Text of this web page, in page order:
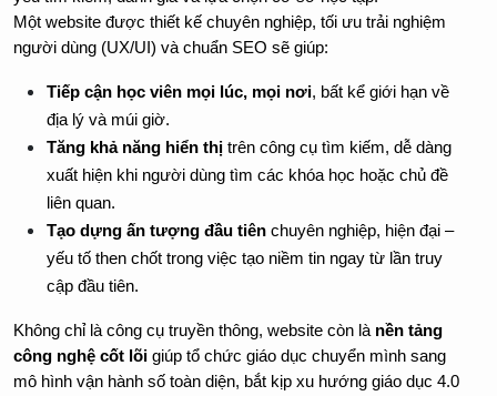
Một website được thiết kế chuyên nghiệp, tối ưu trải nghiệm
người dùng (UX/UI) và chuẩn SEO sẽ giúp:
Tiếp cận học viên mọi lúc, mọi nơi, bất kể giới hạn về
địa lý và múi giờ.
Tăng khả năng hiển thị trên công cụ tìm kiếm, dễ dàng
xuất hiện khi người dùng tìm các khóa học hoặc chủ đề
liên quan.
Tạo dựng ấn tượng đầu tiên chuyên nghiệp, hiện đại –
yếu tố then chốt trong việc tạo niềm tin ngay từ lần truy
cập đầu tiên.
Không chỉ là công cụ truyền thông, website còn là nền tảng
công nghệ cốt lõi giúp tổ chức giáo dục chuyển mình sang
mô hình vận hành số toàn diện, bắt kịp xu hướng giáo dục 4.0